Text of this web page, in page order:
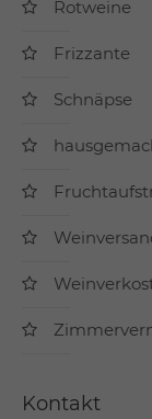
Rotweine
Frizzante
Schnäpse
Kontakt